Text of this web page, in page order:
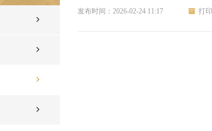
发布时间： 2026-02-24 11:17 打